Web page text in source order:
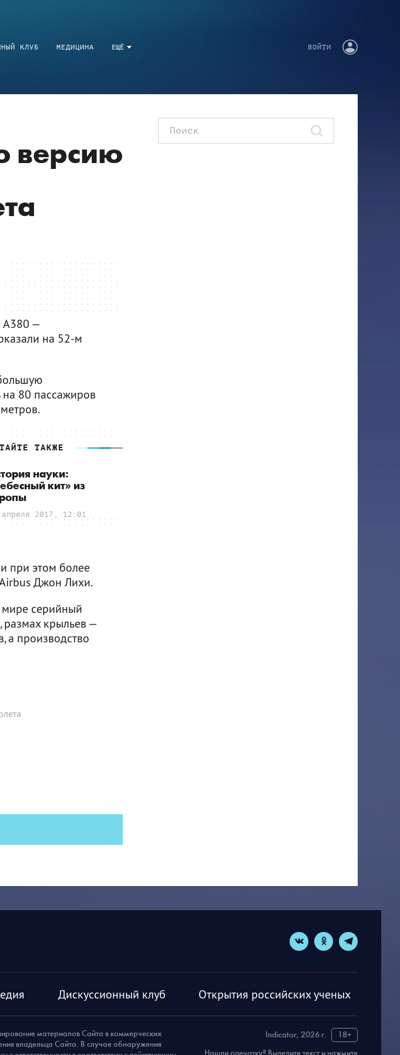
ЕЩЁ
КЛУБ МЕДИЦИНА ВОЙТИ
версию
А380 —
на 52-м
80 пассажиров
ТАКЖЕ
науки:
кит» из
2017, 12:01
при этом более
Джон Лихи.
серийный
размах крыльев —
а производство
Дискуссионный клуб Открытия российских ученых
Indicator, 2026 г.
18+
Нашли опечатку? Выделите текст и нажмите
материалов Сайта в коммерческих
владельца Сайта. В случае обнаружения